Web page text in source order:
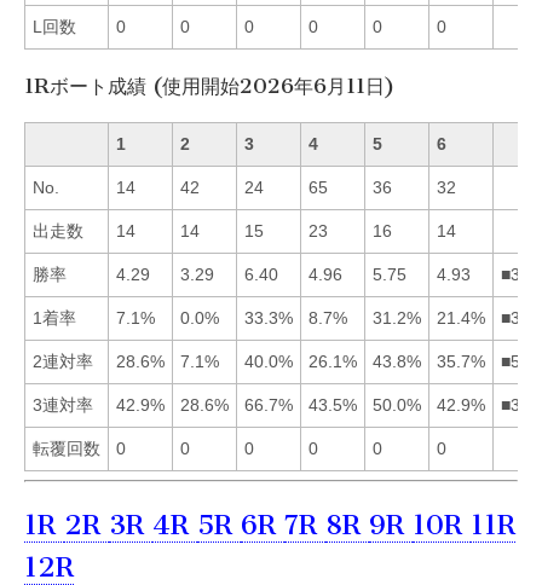
L回数 0 0 0 0 0 0
1Rボート成績 (使用開始2026年6月11日)
1 2 3 4 5 6
No. 14 42 24 65 36 32
出走数 14 14 15 23 16 14
勝率 4.29 3.29 6.40 4.96 5.75 4.93
1着率 7.1% 0.0% 33.3% 8.7% 31.2% 21.4%
2連対率 28.6% 7.1% 40.0% 26.1% 43.8% 35.7%
3連対率 42.9% 28.6% 66.7% 43.5% 50.0% 42.9%
転覆回数 0 0 0 0 0 0
1R 2R 3R 4R 5R 6R 7R 8R 9R 10R 11R
12R